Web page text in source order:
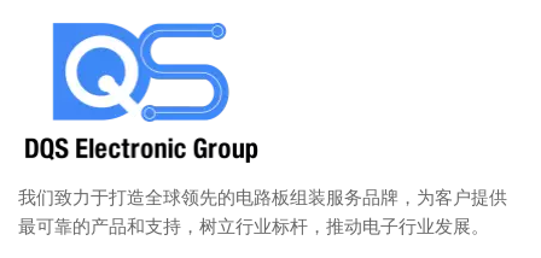
我们致力于打造全球领先的电路板组装服务品牌，为客户提供
最可靠的产品和支持，树立行业标杆，推动电子行业发展。